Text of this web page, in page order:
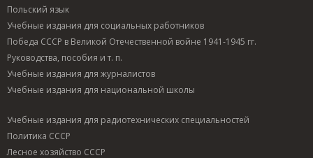
Польский язык
Учебные издания для социальных работников
Победа СССР в Великой Отечественной войне 1941-1945 гг.
Руководства, пособия и т. п.
Учебные издания для журналистов
Учебные издания для национальной школы
Учебные издания для радиотехнических специальностей
Политика СССР
Лесное хозяйство СССР